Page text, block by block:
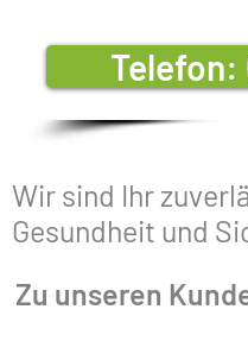
Telefon:
Wir sind Ihr
Gesundheit und
Zu unseren